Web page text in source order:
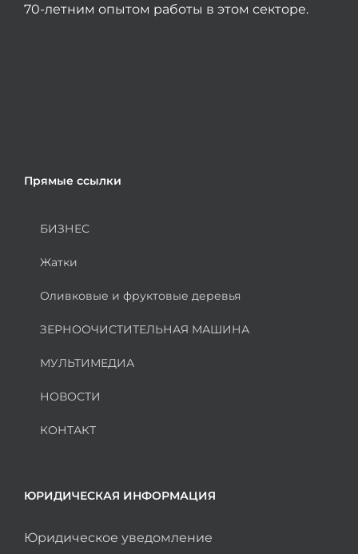
70-летним опытом работы в этом секторе.
Прямые ссылки
БИЗНЕС
Жатки
Оливковые и фруктовые деревья
ЗЕРНООЧИСТИТЕЛЬНАЯ МАШИНА
МУЛЬТИМЕДИА
НОВОСТИ
КОНТАКТ
ЮРИДИЧЕСКАЯ ИНФОРМАЦИЯ
Юридическое уведомление